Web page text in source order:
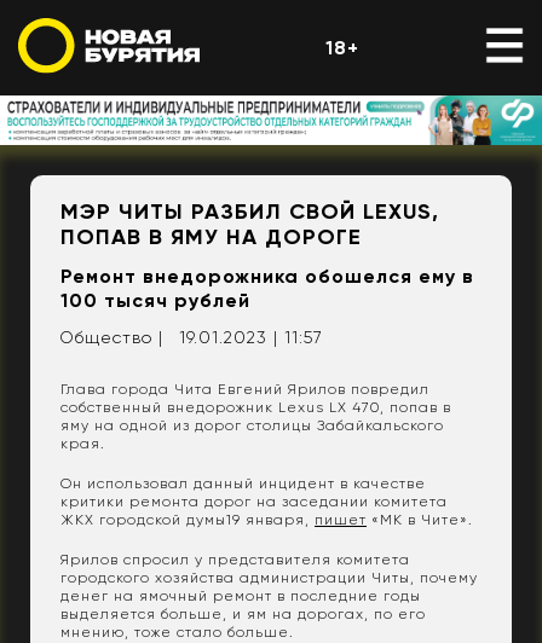
18+
МЭР ЧИТЫ РАЗБИЛ СВОЙ LEXUS,
ПОПАВ В ЯМУ НА ДОРОГЕ
Ремонт внедорожника обошелся ему в
100 тысяч рублей
Общество | 19.01.2023 | 11:57
Глава города Чита Евгений Ярилов повредил
собственный внедорожник Lexus LX 470, попав в
яму на одной из дорог столицы Забайкальского
края.
Он использовал данный инцидент в качестве
критики ремонта дорог на заседании комитета
ЖКХ городской думы19 января, пишет «МК в Чите».
Ярилов спросил у представителя комитета
городского хозяйства администрации Читы, почему
денег на ямочный ремонт в последние годы
выделяется больше, и ям на дорогах, по его
мнению, тоже стало больше.